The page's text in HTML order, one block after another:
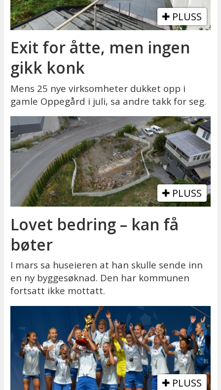
PLUSS
Exit for åtte, men ingen
gikk konk
Mens 25 nye virksomheter dukket opp i
gamle Oppegård i juli, sa andre takk for seg.
PLUSS
Lovet bedring – kan få
bøter
I mars sa huseieren at han skulle sende inn
en ny byggesøknad. Den har kommunen
fortsatt ikke mottatt.
PLUSS